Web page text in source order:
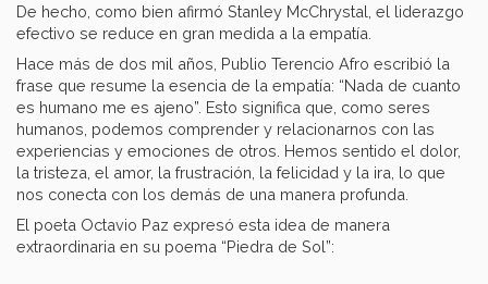
De hecho, como bien afirmó Stanley McChrystal, el liderazgo
efectivo se reduce en gran medida a la empatía.
Hace más de dos mil años, Publio Terencio Afro escribió la
frase que resume la esencia de la empatía: “Nada de cuanto
es humano me es ajeno”. Esto significa que, como seres
humanos, podemos comprender y relacionarnos con las
experiencias y emociones de otros. Hemos sentido el dolor,
la tristeza, el amor, la frustración, la felicidad y la ira, lo que
nos conecta con los demás de una manera profunda.
El poeta Octavio Paz expresó esta idea de manera
extraordinaria en su poema “Piedra de Sol”: